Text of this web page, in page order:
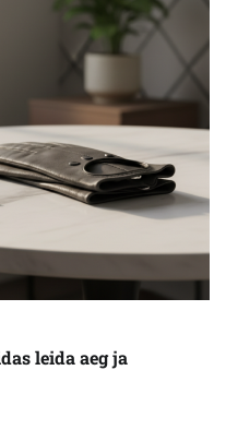
leida aeg ja